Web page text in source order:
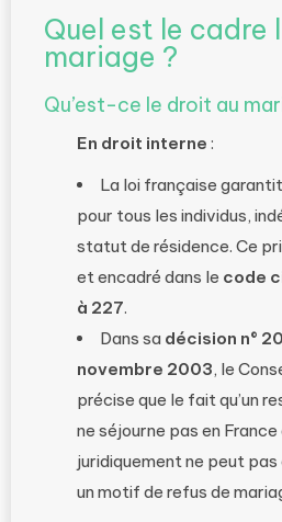
Quel est le cadre
mariage ?
Qu’est-ce le droit au
En droit interne :
La loi française
pour tous les individus,
statut de résidence. Ce
et encadré dans le code
à 227.
Dans sa décision n°
novembre 2003, le
précise que le fait qu’un
ne séjourne pas en
juridiquement ne peut
un motif de refus de